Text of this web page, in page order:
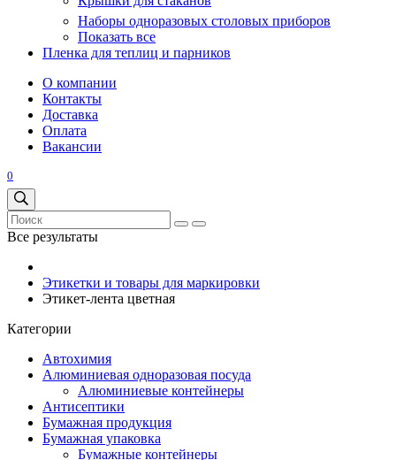
Наборы одноразовых столовых приборов
Показать все
Пленка для теплиц и парников
О компании
Контакты
Доставка
Оплата
Вакансии
0
Все результаты
Этикетки и товары для маркировки
Этикет-лента цветная
Категории
Автохимия
Алюминиевая одноразовая посуда
Алюминиевые контейнеры
Антисептики
Бумажная продукция
Бумажная упаковка
Бумажные контейнеры